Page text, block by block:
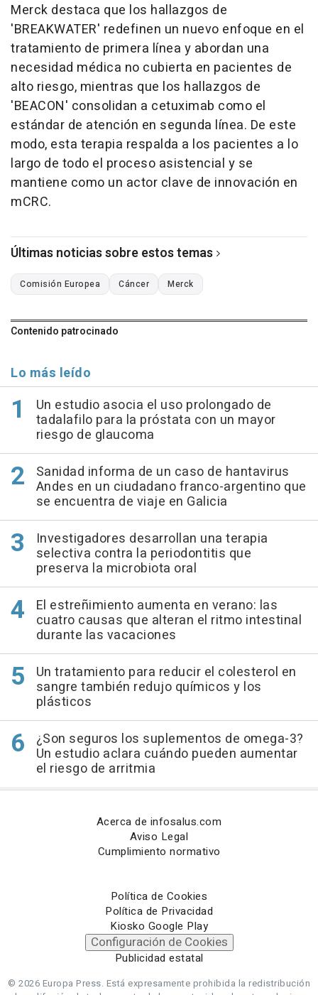
Merck destaca que los hallazgos de
'BREAKWATER' redefinen un nuevo enfoque en el
tratamiento de primera línea y abordan una
necesidad médica no cubierta en pacientes de
alto riesgo, mientras que los hallazgos de
'BEACON' consolidan a cetuximab como el
estándar de atención en segunda línea. De este
modo, esta terapia respalda a los pacientes a lo
largo de todo el proceso asistencial y se
mantiene como un actor clave de innovación en
mCRC.
Últimas noticias sobre estos temas
Comisión Europea Cáncer Merck
Contenido patrocinado
Lo más leído
Un estudio asocia el uso prolongado de
tadalafilo para la próstata con un mayor
riesgo de glaucoma
Sanidad informa de un caso de hantavirus
Andes en un ciudadano franco-argentino que
se encuentra de viaje en Galicia
Investigadores desarrollan una terapia
selectiva contra la periodontitis que
preserva la microbiota oral
El estreñimiento aumenta en verano: las
cuatro causas que alteran el ritmo intestinal
durante las vacaciones
Un tratamiento para reducir el colesterol en
sangre también redujo químicos y los
plásticos
¿Son seguros los suplementos de omega-3?
Un estudio aclara cuándo pueden aumentar
el riesgo de arritmia
Acerca de infosalus.com
Aviso Legal
Cumplimiento normativo
Política de Cookies
Política de Privacidad
Kiosko Google Play
Configuración de Cookies
Publicidad estatal
© 2026 Europa Press. Está expresamente prohibida la redistribución